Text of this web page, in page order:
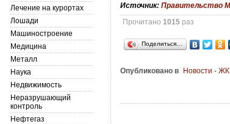
Источник:Правительство
Прочитано1015 раз
Поделиться…
Опубликовано в
Новости -
Лечение на курортах
Лошади
Машиностроение
Медицина
Металл
Наука
Недвижимость
Неразрушающий
контроль
Нефтегаз